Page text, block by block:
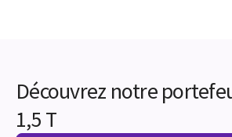
Découvrez notre
1,5 T